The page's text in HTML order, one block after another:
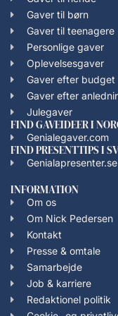
Gaver til børn
Gaver til teenagere
Personlige gaver
Oplevelsesgaver
Gaver efter budget
Gaver efter
Julegaver
FIND GAVEIDEER I
Genialegaver.com
FIND PRESENTTIPS I
Genialapresenter.se
INFORMATION
Om os
Om Nick Pedersen
Kontakt
Presse & omtale
Samarbejde
Job & karriere
Redaktionel politik